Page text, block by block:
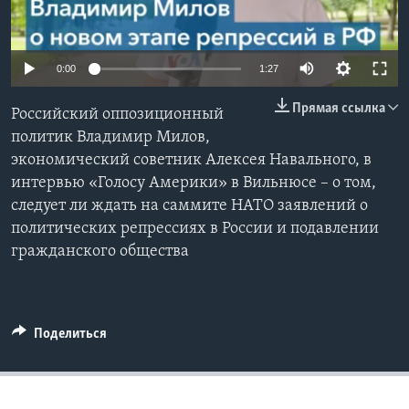
Learning English
Языки
0:00 1:27
Прямая ссылка
Российский оппозиционный
политик Владимир Милов,
экономический советник Алексея Навального, в
интервью «Голосу Америки» в Вильнюсе – о том,
следует ли ждать на саммите НАТО заявлений о
политических репрессиях в России и подавлении
гражданского общества
Поделиться